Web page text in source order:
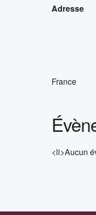
Adresse
France
<li>Aucun